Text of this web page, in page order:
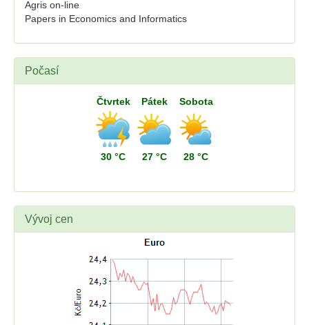
Agris on-line
Papers in Economics and Informatics
Počasí
Čtvrtek
30 °C
Pátek
27 °C
Sobota
28 °C
Vývoj cen